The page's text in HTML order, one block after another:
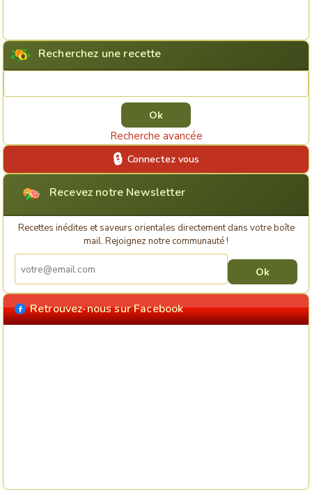
Recherchez une recette
Recherche avancée
Connectez vous
Recevez notre Newsletter
Recettes inédites et saveurs orientales directement dans votre boîte
mail. Rejoignez notre communauté !
Retrouvez-nous sur Facebook